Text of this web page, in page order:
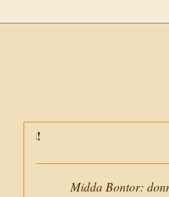
Midda Bontor: